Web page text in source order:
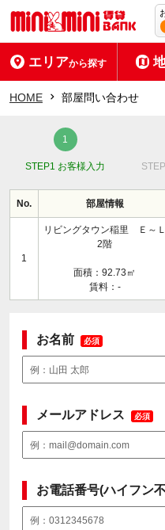
エリアから探す
HOME 部屋問い合わせ
STEP1 お客様入力
No. 部屋情報
1
リビングタウン稲里 Ｅ～Ｌ
2階
面積：92.73㎡
賃料：-
お名前 必須
メールアドレス 必須
お電話番号(ハイフン